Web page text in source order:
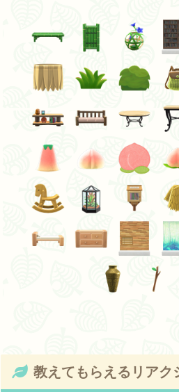
教えてもらえるリアク